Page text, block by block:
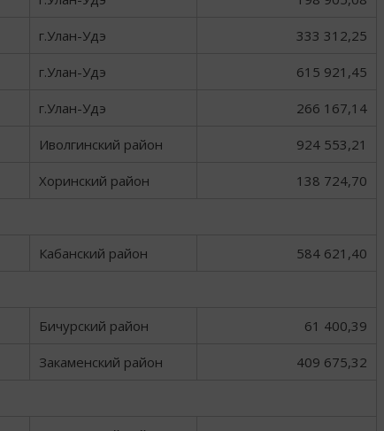
г.Улан-Удэ 333 312,25
г.Улан-Удэ 615 921,45
г.Улан-Удэ 266 167,14
Иволгинский район 924 553,21
Хоринский район 138 724,70
Кабанский район 584 621,40
Бичурский район 61 400,39
Закаменский район 409 675,32